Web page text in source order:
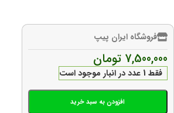
فروشگاه ایران پیپ
7,500,000 تومان
فقط 1 عدد در انبار موجود است
افزودن به سبد خرید